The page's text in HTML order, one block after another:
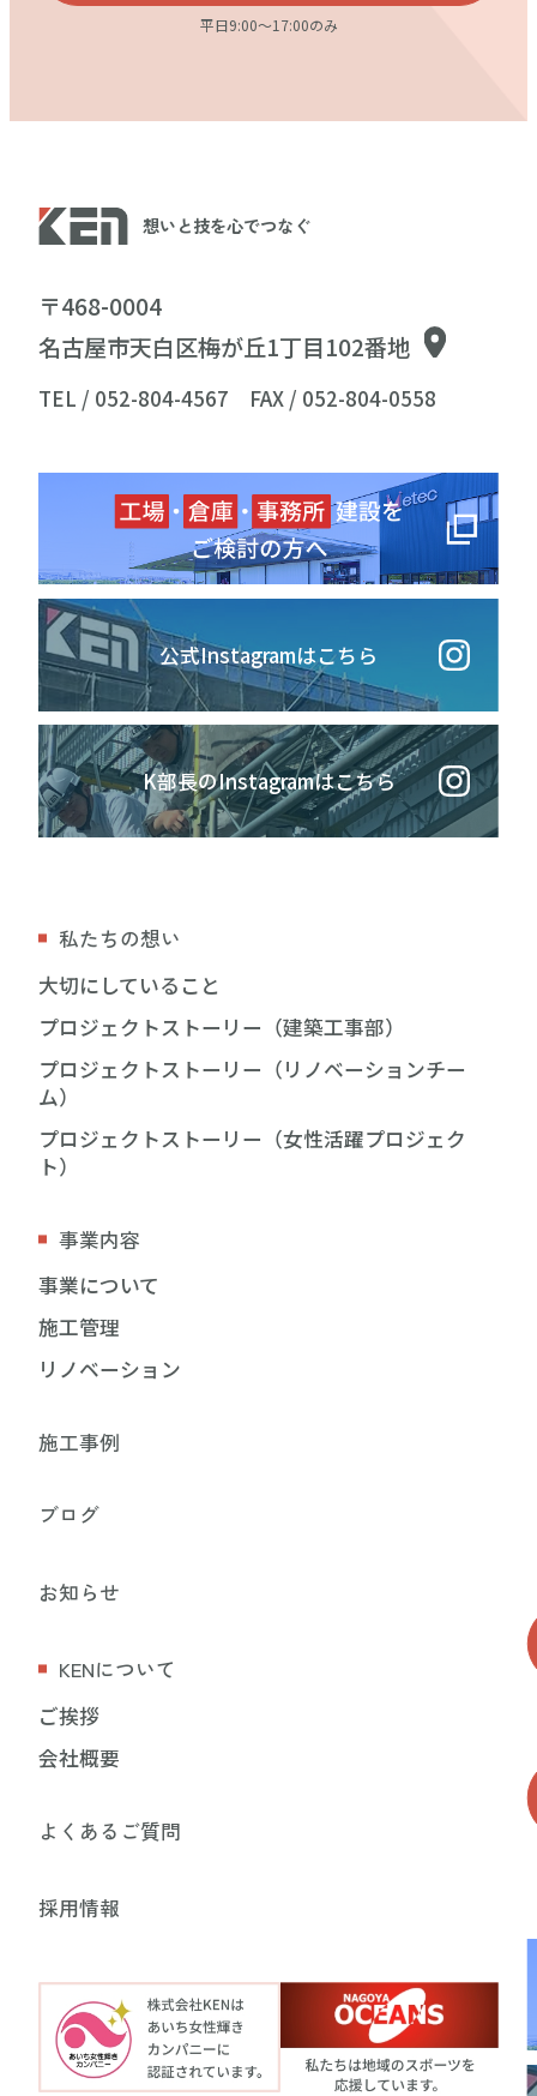
平日9:00〜17:00のみ
想いと技を心でつなぐ
〒468-0004
名古屋市天白区梅が丘1丁目102番地
TEL / 052-804-4567 FAX / 052-804-0558
公式Instagramはこちら
K部長のInstagramはこちら
私たちの想い
大切にしていること
プロジェクトストーリー（建築工事部）
プロジェクトストーリー（リノベーションチー
ム）
プロジェクトストーリー（女性活躍プロジェク
ト）
事業内容
事業について
施工管理
リノベーション
施工事例
ブログ
お知らせ
KENについて
ご挨拶
会社概要
よくあるご質問
採用情報